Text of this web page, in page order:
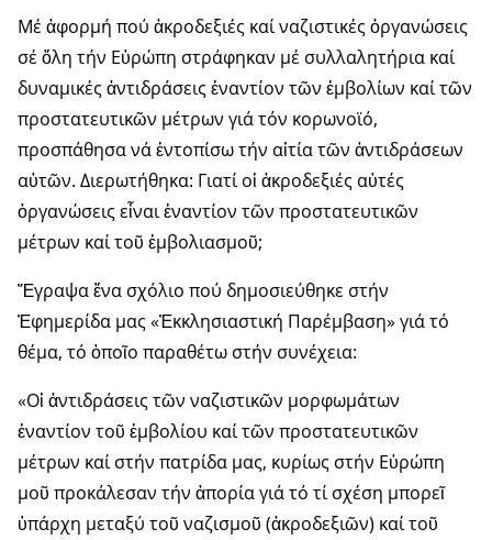
Μέ ἀφορμή πού ἀκροδεξιές καί ναζιστικές ὀργανώσεις
σέ ὅλη τήν Εὐρώπη στράφηκαν μέ συλλαλητήρια καί
δυναμικές ἀντιδράσεις ἐναντίον τῶν ἐμβολίων καί τῶν
προστα­τευτι­κῶν μέτρων γιά τόν κορωνοϊό,
προσπάθησα νά ἐντοπίσω τήν αἰτία τῶν ἀντιδράσεων
αὐτῶν. Διερωτήθηκα: Γιατί οἱ ἀκροδεξιές αὐτές
ὀργανώσεις εἶναι ἐναντίον τῶν προστατευτικῶν
μέτρων καί τοῦ ἐμβο­λιασμοῦ;
Ἔγραψα ἕνα σχόλιο πού δημοσιεύθηκε στήν
Ἐφημερίδα μας «Ἐκ­κλη­σιαστική Παρέμβαση» γιά τό
θέμα, τό ὁποῖο παραθέτω στήν συνέχεια:
«Οἱ ἀντιδράσεις τῶν ναζιστικῶν μορφωμάτων
ἐναντίον τοῦ ἐμβολίου καί τῶν προστατευτικῶν
μέτρων καί στήν πατρίδα μας, κυρίως στήν Εὐρώπη
μοῦ προκάλεσαν τήν ἀπορία γιά τό τί σχέση μπορεῖ
ὑπάρχη μεταξύ τοῦ ναζισμοῦ (ἀκροδεξιῶν) καί τοῦ